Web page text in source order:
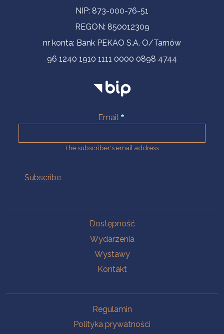
NIP: 873-000-76-51
REGON: 850012309
nr konta: Bank PEKAO S.A. O/Tarnów
96 1240 1910 1111 0000 0898 4744
Email
The subscriber's email address.
Dostępność
Wydarzenia
Wystawy
Kontakt
Regulamin
Polityka prywatności